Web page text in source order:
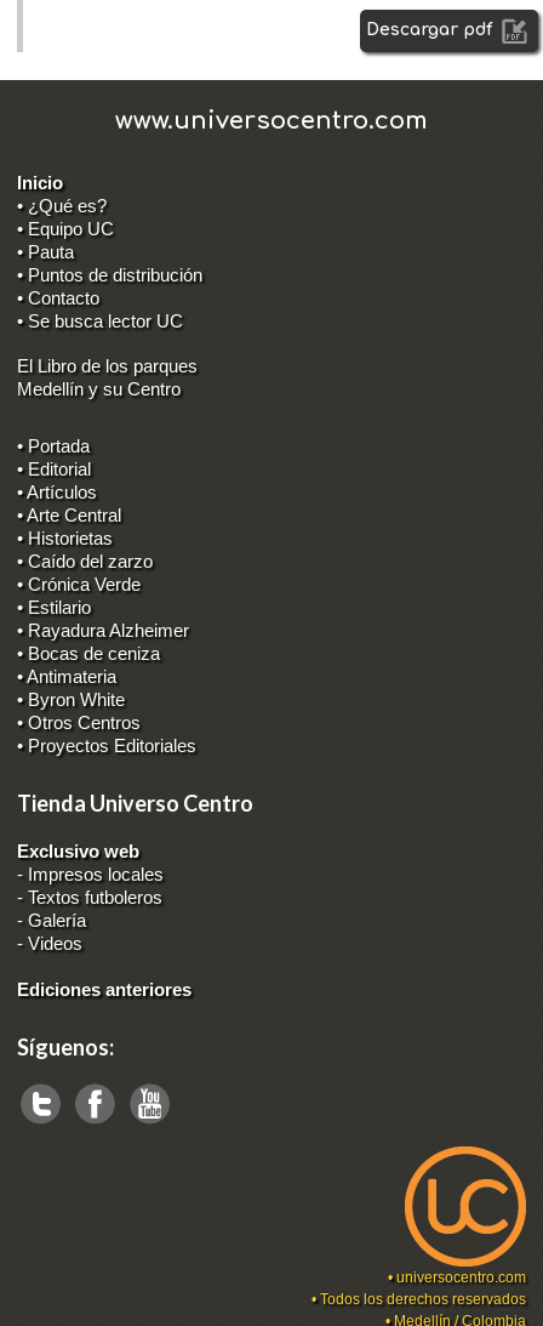
Descargar pdf
www.universocentro.com
Inicio
• ¿Qué es?
• Equipo UC
• Pauta
• Puntos de distribución
• Contacto
• Se busca lector UC
El Libro de los parques
Medellín y su Centro
• Portada
• Editorial
• Artículos
• Arte Central
• Historietas
• Caído del zarzo
• Crónica Verde
• Estilario
• Rayadura Alzheimer
• Bocas de ceniza
• Antimateria
• Byron White
• Otros Centros
• Proyectos Editoriales
Tienda Universo Centro
Exclusivo web
- Impresos locales
-Textos futboleros
-Galería
-Videos
Ediciones anteriores
Síguenos:
•universocentro.com
• Todos los derechos reservados
• Medellín / Colombia